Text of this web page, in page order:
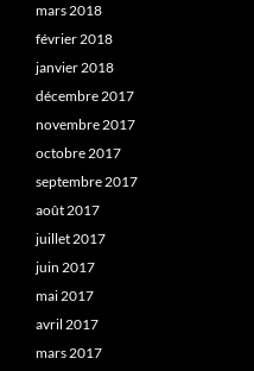
mars 2018
février 2018
janvier 2018
décembre 2017
novembre 2017
octobre 2017
septembre 2017
août 2017
juillet 2017
juin 2017
mai 2017
avril 2017
mars 2017